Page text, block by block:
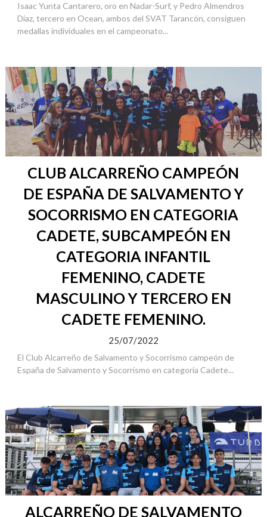
Isaac Yunta Cantarero, oro en Nadar-Surf, y Pedro Almendros
Díaz, tercero en Ocean, ambos del SVAT Tarancón, consiguen
medallas individuales en el campeonato...
CLUB ALCARREÑO CAMPEÓN
DE ESPAÑA DE SALVAMENTO Y
SOCORRISMO EN CATEGORIA
CADETE, SUBCAMPEÓN EN
CATEGORIA INFANTIL
FEMENINO, CADETE
MASCULINO Y TERCERO EN
CADETE FEMENINO.
25/07/2022
El Club Alcarreño de Salvamento y Socorrismo campeón de
España de Salvamento y Socorrismo en categoría Cadete...
ALCARREÑO DE SALVAMENTO